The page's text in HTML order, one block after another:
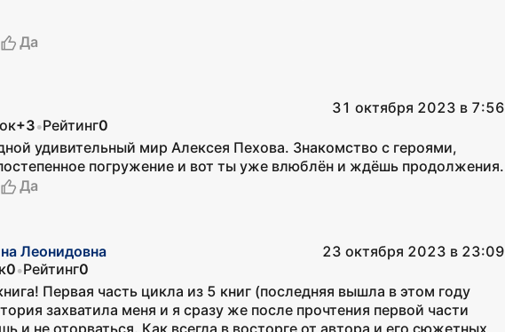
Да
31 октября 2023 в 7:56
+3•Рейтинг0
удивительный мир Алексея Пехова. Знакомство с героями,
погружение и вот ты уже влюблён и ждёшь продолжения.
Да
Леонидовна
23 октября 2023 в 23:09
0•Рейтинг0
Первая часть цикла из 5 книг (последняя вышла в этом году
захватила меня и я сразу же после прочтения первой части
и не оторваться. Как всегда в восторге от автора и его сюжетных